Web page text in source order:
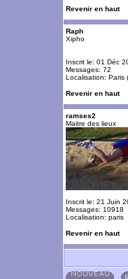
Revenir en haut
Raph
Xipho
Inscrit le: 01 Déc
Messages: 72
Localisation: Paris
Revenir en haut
ramses2
Maitre des lieux
Inscrit le: 21 Juin
Messages: 10918
Localisation: paris
Revenir en haut